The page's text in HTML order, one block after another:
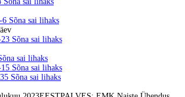
6 Sõna sai lihaks
Sõna sai lihaks
sai lihaks
Sõna sai lihaks
Sõna sai lihaks